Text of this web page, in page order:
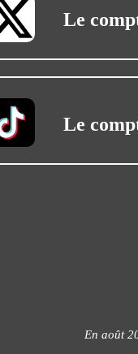
Le
Le
En août